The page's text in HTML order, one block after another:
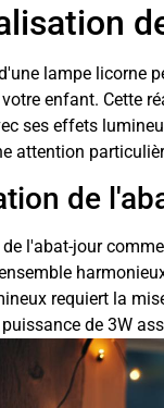
lampe licorne
enfant. Cette
ses effets
attention
de
l'abat-jour
requiert la
de 3W